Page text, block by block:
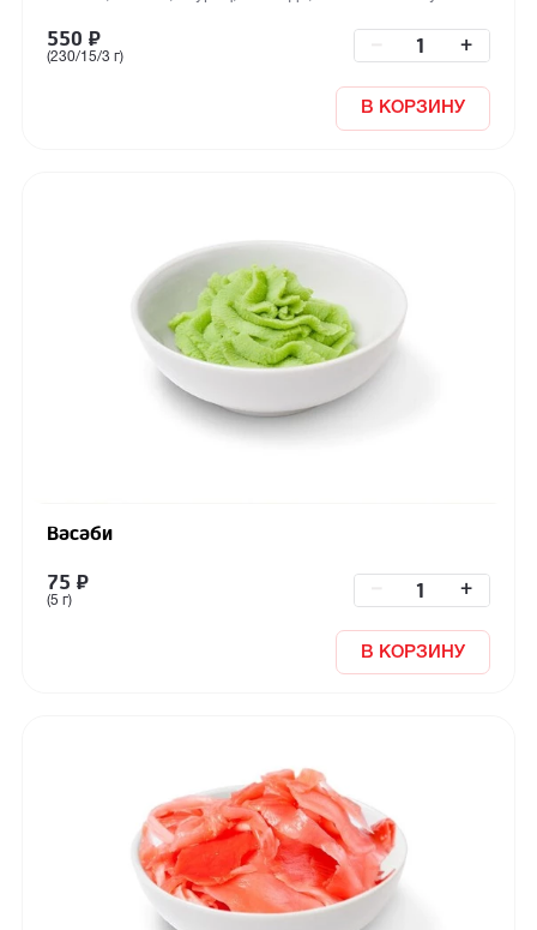
550 ₽
(230/15/3 г)
+
В КОРЗИНУ
Васаби
75 ₽
(5 г)
+
В КОРЗИНУ